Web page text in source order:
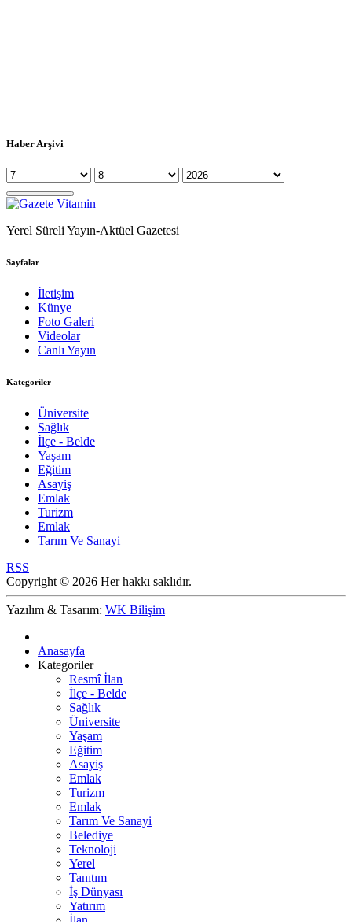
Haber Arşivi
Yerel Süreli Yayın-Aktüel Gazetesi
Sayfalar
İletişim
Künye
Foto Galeri
Videolar
Canlı Yayın
Kategoriler
Üniversite
Sağlık
İlçe - Belde
Yaşam
Eğitim
Asayiş
Emlak
Turizm
Emlak
Tarım Ve Sanayi
RSS
Copyright © 2026 Her hakkı saklıdır.
Yazılım & Tasarım: WK Bilişim
Anasayfa
Kategoriler
Resmî İlan
İlçe - Belde
Sağlık
Üniversite
Yaşam
Eğitim
Asayiş
Emlak
Turizm
Emlak
Tarım Ve Sanayi
Belediye
Teknoloji
Yerel
Tanıtım
İş Dünyası
Yatırım